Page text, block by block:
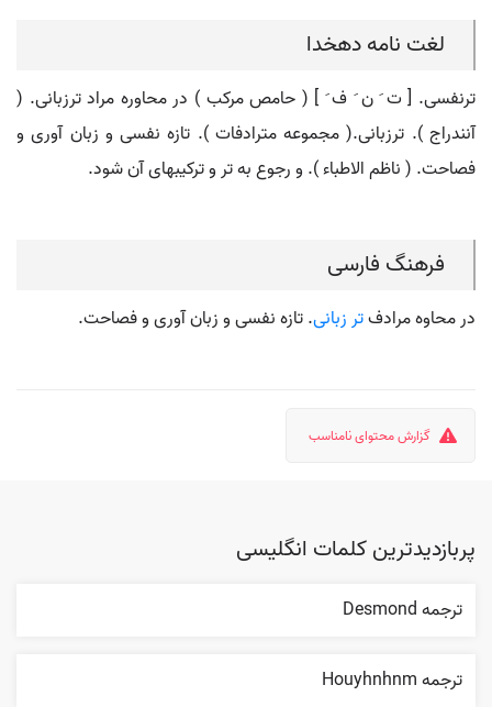
لغت نامه دهخدا
ترنفسی. [ ت َ ن َ ف َ ] ( حامص مرکب ) در محاوره مراد ترزبانی. (
آنندراج ). ترزبانی.( مجموعه مترادفات ). تازه نفسی و زبان آوری و
فصاحت. ( ناظم الاطباء ). و رجوع به تر و ترکیبهای آن شود.
فرهنگ فارسی
در محاوه مرادفتر زبانی. تازه نفسی و زبان آوری و فصاحت.
گزارش محتوای نامناسب
پربازدیدترین کلمات انگلیسی
ترجمه Desmond
ترجمه Houyhnhnm